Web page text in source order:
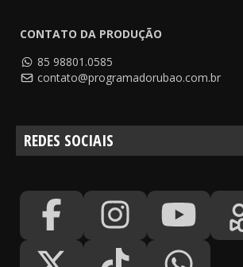
CONTATO DA PRODUÇÃO
85 98801.0585
contato@programadorubao.com.br
REDES SOCIAIS